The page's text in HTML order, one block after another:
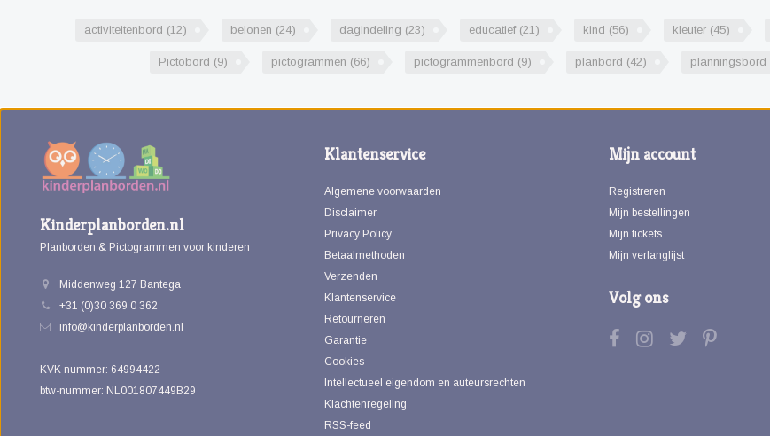
activiteitenbord (12) belonen (24) dagindeling (23) educatief (21) kind (56) kleuter (45)
Pictobord (9) pictogrammen (66) pictogrammenbord (9) planbord (42) planningsbord
Kinderplanborden.nl
Planborden & Pictogrammen voor kinderen
Middenweg 127 Bantega
+31 (0)30 369 0 362
info@kinderplanborden.nl
KVK nummer: 64994422
btw-nummer: NL001807449B29
Klantenservice
Algemene voorwaarden
Disclaimer
Privacy Policy
Betaalmethoden
Verzenden
Klantenservice
Retourneren
Garantie
Cookies
Intellectueel eigendom en auteursrechten
Klachtenregeling
RSS-feed
Mijn account
Registreren
Mijn bestellingen
Mijn tickets
Mijn verlanglijst
Volg ons